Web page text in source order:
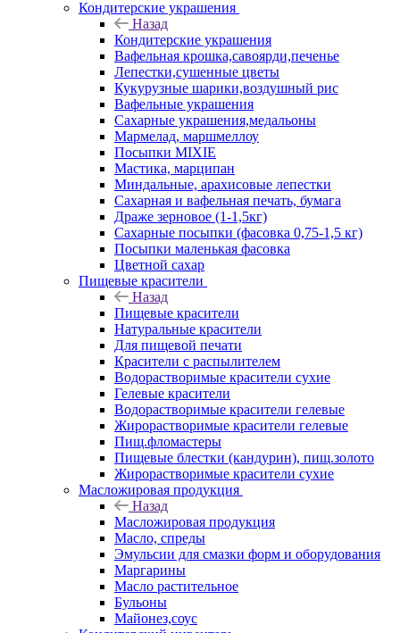
Кондитерские украшения
Назад
Кондитерские украшения
Вафельная крошка,савоярди,печенье
Лепестки,сушенные цветы
Кукурузные шарики,воздушный рис
Вафельные украшения
Сахарные украшения,медальоны
Мармелад, маршмеллоу
Посыпки MIXIE
Мастика, марципан
Миндальные, арахисовые лепестки
Сахарная и вафельная печать, бумага
Драже зерновое (1-1,5кг)
Сахарные посыпки (фасовка 0,75-1,5 кг)
Посыпки маленькая фасовка
Цветной сахар
Пищевые красители
Назад
Пищевые красители
Натуральные красители
Для пищевой печати
Красители с распылителем
Водорастворимые красители сухие
Гелевые красители
Водорастворимые красители гелевые
Жирорастворимые красители гелевые
Пищ.фломастеры
Пищевые блестки (кандурин), пищ.золото
Жирорастворимые красители сухие
Масложировая продукция
Назад
Масложировая продукция
Масло, спреды
Эмульсии для смазки форм и оборудования
Маргарины
Масло растительное
Бульоны
Майонез,соус